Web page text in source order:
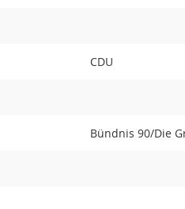
CDU
Bündnis 90/Die